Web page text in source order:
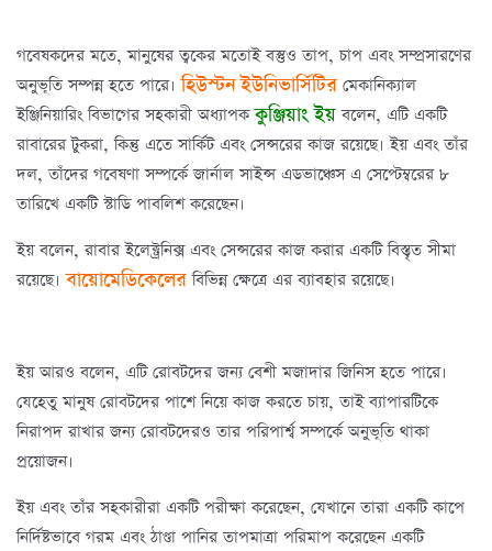
গবেষকদের মতে, মানুষের ত্বকের মতোই বস্তুও তাপ, চাপ এবং সম্প্রসারণের
অনুভূতি সম্পন্ন হতে পারে।হিউস্টন ইউনিভার্সিটির মেকানিক্যাল
ইঞ্জিনিয়ারিং বিভাগের সহকারী অধ্যাপককুঞ্জিয়াং ইয়বলেন, এটি একটি
রাবারের টুকরা, কিন্তু এতে সার্কিট এবং সেন্সরের কাজ রয়েছে। ইয় এবং তাঁর
দল, তাঁদের গবেষণা সম্পর্কে জার্নাল সাইন্স এডভাঞ্চেস এ সেপ্টেম্বরের ৮
তারিখে একটি স্টাডি পাবলিশ করেছেন।
ইয় বলেন, রাবার ইলেক্ট্রনিক্স এবং সেন্সরের কাজ করার একটি বিস্তৃত সীমা
রয়েছে।বায়োমেডিকেলেরবিভিন্ন ক্ষেত্রে এর ব্যাবহার রয়েছে।
ইয় আরও বলেন, এটি রোবটদের জন্য বেশী মজাদার জিনিস হতে পারে।
যেহেতু মানুষ রোবটদের পাশে নিয়ে কাজ করতে চায়, তাই ব্যাপারটিকে
নিরাপদ রাখার জন্য রোবটদেরও তার পরিপার্শ্ব সম্পর্কে অনুভূতি থাকা
প্রয়োজন।
ইয় এবং তাঁর সহকারীরা একটি পরীক্ষা করেছেন, যেখানে তারা একটি কাপে
নির্দিষ্টভাবে গরম এবং ঠাণ্ডা পানির তাপমাত্রা পরিমাপ করেছেন একটি